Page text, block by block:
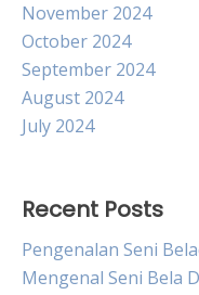
November 2024
October 2024
September 2024
August 2024
July 2024
Recent Posts
Pengenalan Seni
Mengenal Seni Bela